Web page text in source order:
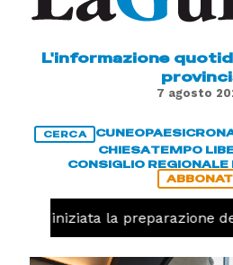
L'informazione
7 agosto
CERCA CUNEOPAESI
CHIESATEMPO
CONSIGLIO
iniziata la preparazione